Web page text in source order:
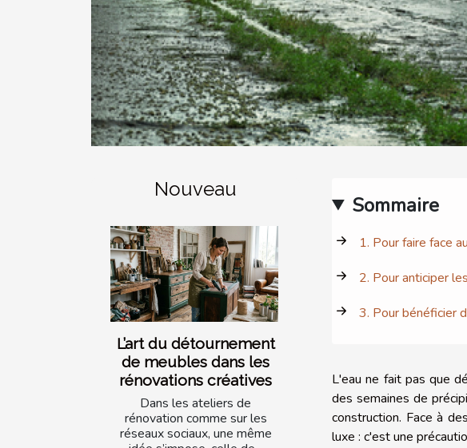
Nouveau
L’art du détournement
de meubles dans les
rénovations créatives
Dans les ateliers de
rénovation comme sur les
réseaux sociaux, une même
Sommaire
1. Pour faire face
2. Pour anticiper
3. Pour bénéficier
L'eau ne fait pas que
des semaines de
construction. Face à
luxe : c'est une